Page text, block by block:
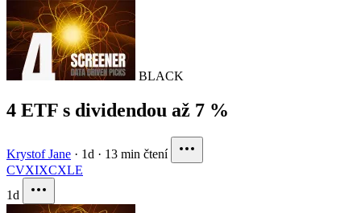
BLACK
4 ETF s dividendou až 7 %
Krystof Jane · 1d · 13 min čtení
CVXIXCXLE
1d